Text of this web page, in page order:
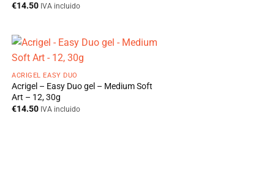
€14.50 IVA incluido
ACRIGEL EASY DUO
Acrigel – Easy Duo gel – Medium Soft
Art – 12, 30g
€14.50 IVA incluido